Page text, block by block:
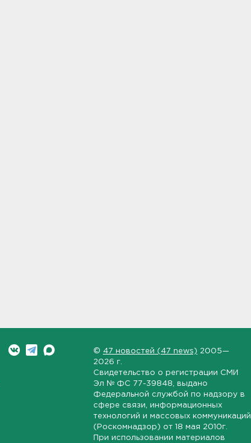
© 47 новостей (47 news) 2005—
2026 г.
Свидетельство о регистрации СМИ
Эл № ФС 77-39848 , выдано
Федеральной службой по надзору в
сфере связи, информационных
технологий и массовых коммуникаций
(Роскомнадзор) от 18 мая 2010г.
При использовании материалов